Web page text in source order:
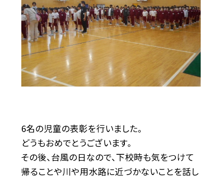
6名の児童の表彰を行いました。
どうもおめでとうございます。
その後、台風の日なので、下校時も気をつけて
帰ることや川や用水路に近づかないことを話し